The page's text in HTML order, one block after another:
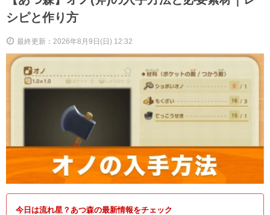
シピと作り方
最終更新：2026年8月9日(日) 12:32
今日は流れ星？あつ森の最新情報をチェック